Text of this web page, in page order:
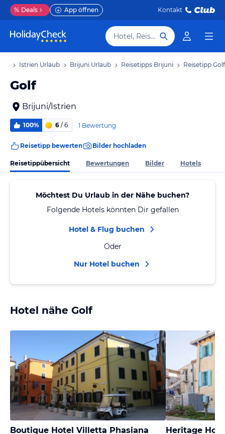
% Deals App öffnen Kontakt
Hotel, Reiseziel
Istrien Urlaub Brijuni Urlaub Reisetipps Brijuni Reisetipp Golf
Golf
Brijuni/Istrien
100% 6 / 6 1 Bewertung
Reisetipp bewerten Bilder hochladen
Reisetippübersicht Bewertungen Bilder Hotels
Möchtest Du Urlaub in der Nähe buchen?
Folgende Hotels könnten Dir gefallen
Hotel & Flug buchen
Oder
Nur Hotel buchen
Hotel nähe Golf
Boutique Hotel Villetta Phasiana Heritage